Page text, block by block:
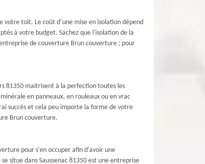
toit. Le coût d’une mise en isolation dépend
à votre budget. Sachez que l'isolation de la
de couverture Brun couverture ; pour
81350 maitrisent à la perfection toutes les
en panneaux, en rouleaux ou en vrac
succès et cela peu importe la forme de votre
Brun couverture.
pour s'en occuper afin d'avoir une
situe dans Saussenac 81350 est une entreprise